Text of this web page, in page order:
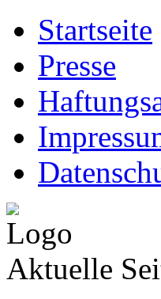
Startseite
Presse
Aktuelle